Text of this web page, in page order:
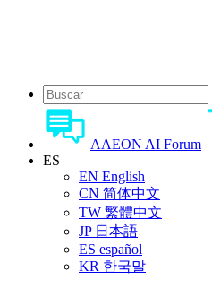
AAEON AI Forum
ES
EN English
CN 简体中文
TW 繁體中文
JP 日本語
ES español
KR 한국말